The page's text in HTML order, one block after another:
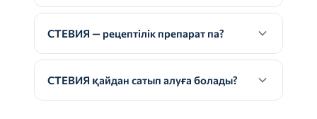
СТЕВИЯ — рецептілік препарат па?
СТЕВИЯ қайдан сатып алуға болады?